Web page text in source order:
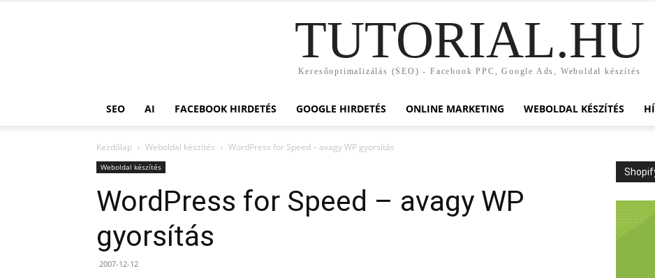
TUTORIAL.HU
Keresőoptimalizálás (SEO) - Facebook PPC, Google Ads, Weboldal készítés
SEO AI FACEBOOK HIRDETÉS GOOGLE HIRDETÉS ONLINE MARKETING WEBOLDAL KÉSZÍTÉS
Kezdőlap Weboldal készítés WordPress for Speed – avagy WP gyorsítás
Weboldal készítés
WordPress for Speed – avagy WP
gyorsítás
2007-12-12